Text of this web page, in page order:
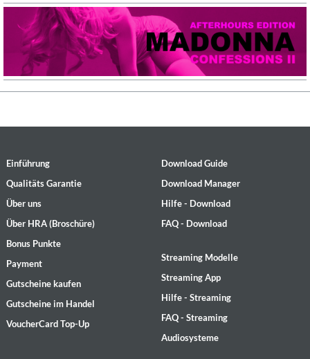
Einführung
Qualitäts Garantie
Über uns
Über HRA (Broschüre)
Bonus Punkte
Payment
Gutscheine kaufen
Gutscheine im Handel
VoucherCard Top-Up
Download Guide
Download Manager
Hilfe - Download
FAQ - Download
Streaming Modelle
Streaming App
Hilfe - Streaming
FAQ - Streaming
Audiosysteme